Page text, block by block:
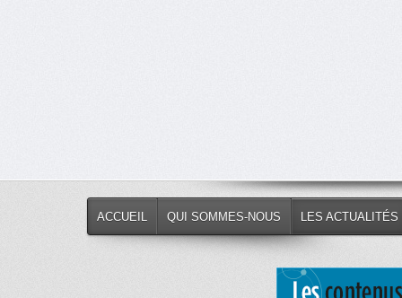
ACCUEIL QUI SOMMES-NOUS LES ACTUALITÉS